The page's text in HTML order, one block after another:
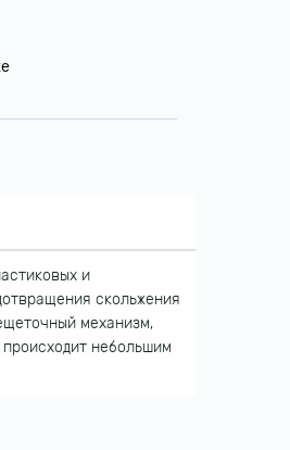
и
скольжения
механизм,
небольшим